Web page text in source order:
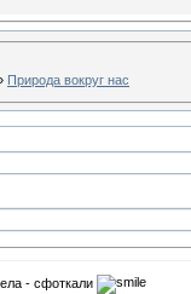
Природа вокруг нас
- сфоткали